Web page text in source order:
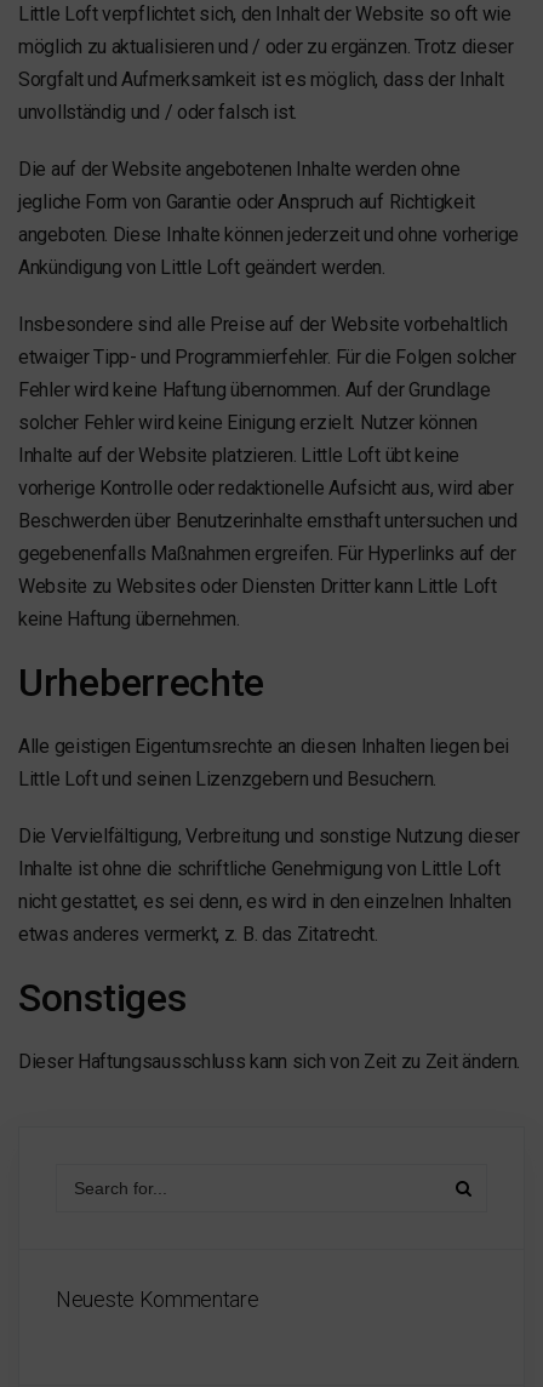
Little Loft verpflichtet sich, den Inhalt der Website so oft wie
möglich zu aktualisieren und / oder zu ergänzen. Trotz dieser
Sorgfalt und Aufmerksamkeit ist es möglich, dass der Inhalt
unvollständig und / oder falsch ist.
Die auf der Website angebotenen Inhalte werden ohne
jegliche Form von Garantie oder Anspruch auf Richtigkeit
angeboten. Diese Inhalte können jederzeit und ohne vorherige
Ankündigung von Little Loft geändert werden.
Insbesondere sind alle Preise auf der Website vorbehaltlich
etwaiger Tipp- und Programmierfehler. Für die Folgen solcher
Fehler wird keine Haftung übernommen. Auf der Grundlage
solcher Fehler wird keine Einigung erzielt. Nutzer können
Inhalte auf der Website platzieren. Little Loft übt keine
vorherige Kontrolle oder redaktionelle Aufsicht aus, wird aber
Beschwerden über Benutzerinhalte ernsthaft untersuchen und
gegebenenfalls Maßnahmen ergreifen. Für Hyperlinks auf der
Website zu Websites oder Diensten Dritter kann Little Loft
keine Haftung übernehmen.
Urheberrechte
Alle geistigen Eigentumsrechte an diesen Inhalten liegen bei
Little Loft und seinen Lizenzgebern und Besuchern.
Die Vervielfältigung, Verbreitung und sonstige Nutzung dieser
Inhalte ist ohne die schriftliche Genehmigung von Little Loft
nicht gestattet, es sei denn, es wird in den einzelnen Inhalten
etwas anderes vermerkt, z. B. das Zitatrecht.
Sonstiges
Dieser Haftungsausschluss kann sich von Zeit zu Zeit ändern.
Neueste Kommentare